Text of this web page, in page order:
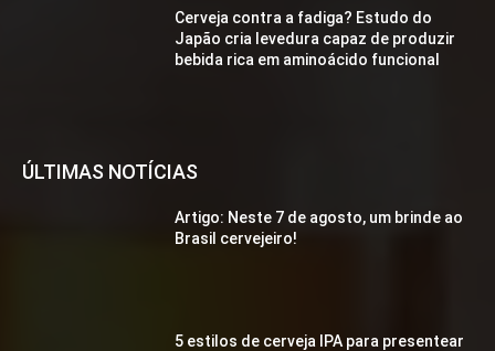
Cerveja contra a fadiga? Estudo do
Japão cria levedura capaz de produzir
bebida rica em aminoácido funcional
ÚLTIMAS NOTÍCIAS
Artigo: Neste 7 de agosto, um brinde ao
Brasil cervejeiro!
5 estilos de cerveja IPA para presentear